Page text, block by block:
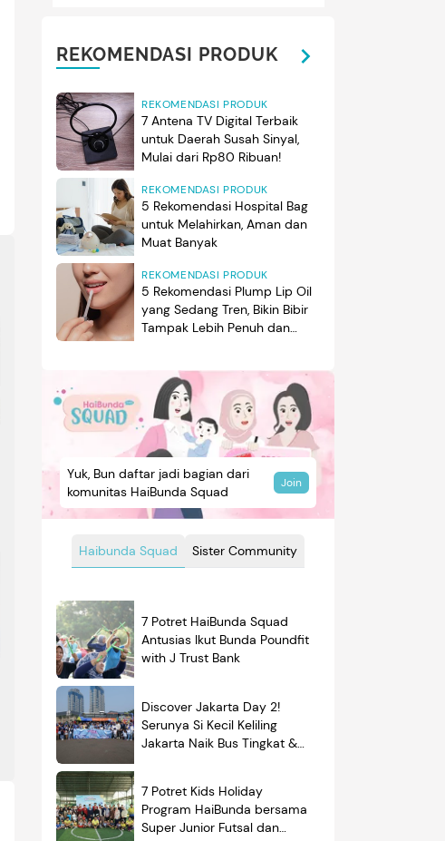
REKOMENDASI PRODUK
REKOMENDASI PRODUK
7 Antena TV Digital Terbaik
untuk Daerah Susah Sinyal,
Mulai dari Rp80 Ribuan!
REKOMENDASI PRODUK
5 Rekomendasi Hospital Bag
untuk Melahirkan, Aman dan
Muat Banyak
REKOMENDASI PRODUK
5 Rekomendasi Plump Lip Oil
yang Sedang Tren, Bikin Bibir
Tampak Lebih Penuh dan
Haibunda Squad Sister Community
Yuk, Bun daftar jadi bagian dari
komunitas HaiBunda Squad
Join
7 Potret HaiBunda Squad
Antusias Ikut Bunda Poundfit
with J Trust Bank
Discover Jakarta Day 2!
Serunya Si Kecil Keliling
Jakarta Naik Bus Tingkat &
7 Potret Kids Holiday
Program HaiBunda bersama
Super Junior Futsal dan